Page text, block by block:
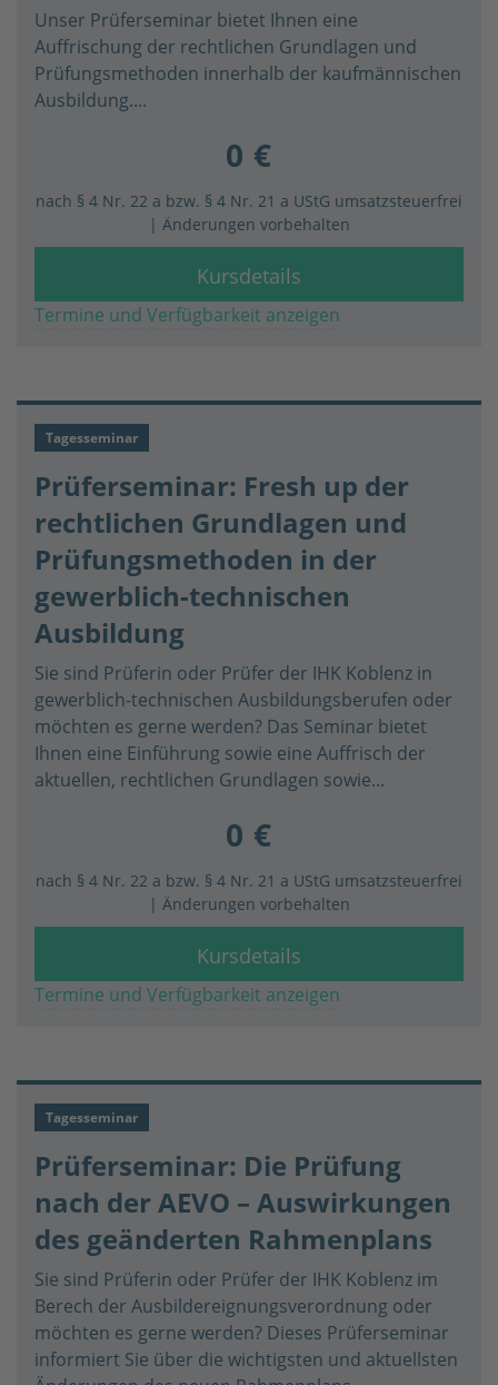
Unser Prüferseminar bietet Ihnen eine
Auffrischung der rechtlichen Grundlagen und
Prüfungsmethoden innerhalb der kaufmännischen
Ausbildung....
0 €
nach § 4 Nr. 22 a bzw. § 4 Nr. 21 a UStG umsatzsteuerfrei
| Änderungen vorbehalten
Kursdetails
Termine und Verfügbarkeit anzeigen
Tagesseminar
Prüferseminar: Fresh up der
rechtlichen Grundlagen und
Prüfungsmethoden in der
gewerblich-technischen
Ausbildung
Sie sind Prüferin oder Prüfer der IHK Koblenz in
gewerblich-technischen Ausbildungsberufen oder
möchten es gerne werden? Das Seminar bietet
Ihnen eine Einführung sowie eine Auffrisch der
aktuellen, rechtlichen Grundlagen sowie...
0 €
nach § 4 Nr. 22 a bzw. § 4 Nr. 21 a UStG umsatzsteuerfrei
| Änderungen vorbehalten
Kursdetails
Termine und Verfügbarkeit anzeigen
Tagesseminar
Prüferseminar: Die Prüfung
nach der AEVO – Auswirkungen
des geänderten Rahmenplans
Sie sind Prüferin oder Prüfer der IHK Koblenz im
Berech der Ausbildereignungsverordnung oder
möchten es gerne werden? Dieses Prüferseminar
informiert Sie über die wichtigsten und aktuellsten